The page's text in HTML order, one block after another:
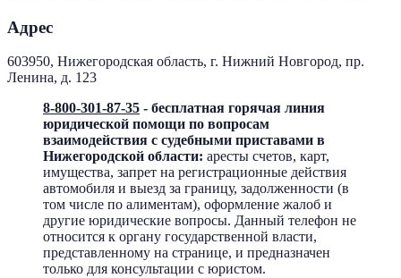
Адрес
603950, Нижегородская область, г. Нижний Новгород, пр.
Ленина, д. 123
8-800-301-87-35 - бесплатная горячая линия
юридической помощи по вопросам
взаимодействия с судебными приставами в
Нижегородской области: аресты счетов, карт,
имущества, запрет на регистрационные действия
автомобиля и выезд за границу, задолженности (в
том числе по алиментам), оформление жалоб и
другие юридические вопросы. Данный телефон не
относится к органу государственной власти,
представленному на странице, и предназначен
только для консультации с юристом.